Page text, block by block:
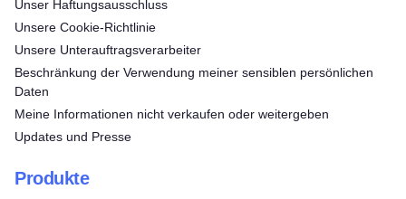
Unser Haftungsausschluss
Unsere Cookie-Richtlinie
Unsere Unterauftragsverarbeiter
Beschränkung der Verwendung meiner sensiblen persönlichen
Daten
Meine Informationen nicht verkaufen oder weitergeben
Updates und Presse
Produkte